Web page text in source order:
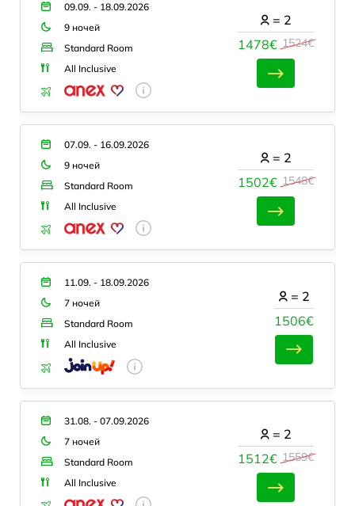
09.09. - 18.09.2026
9 ночей
Standard Room
All Inclusive
1478€ 1524€
= 2
07.09. - 16.09.2026
9 ночей
Standard Room
All Inclusive
1502€ 1548€
= 2
11.09. - 18.09.2026
7 ночей
Standard Room
All Inclusive
1506€
= 2
31.08. - 07.09.2026
7 ночей
Standard Room
All Inclusive
1512€ 1559€
= 2